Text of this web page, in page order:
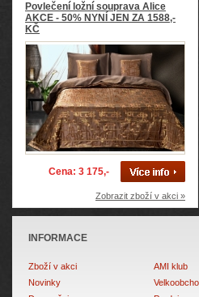
Povlečení ložní souprava Alice
AKCE - 50% NYNÍ JEN ZA 1588,-
KČ
Cena: 3 175,-
Zobrazit zboží v akci »
INFORMACE
Zboží v akci
Novinky
AMI klub